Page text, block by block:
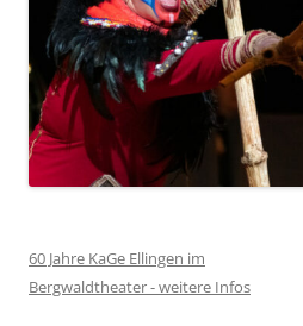
60 Jahre KaGe Ellingen im
Bergwaldtheater - weitere Infos